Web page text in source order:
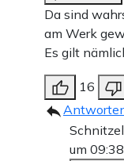
Da sind
am Werk
Es gilt
16
um